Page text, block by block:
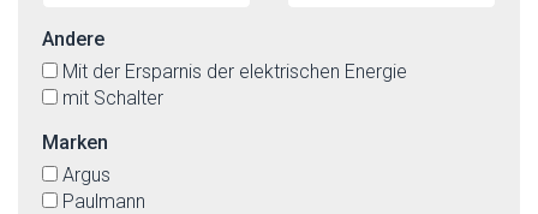
Andere
Mit der Ersparnis der elektrischen Energie
mit Schalter
Marken
Argus
Paulmann